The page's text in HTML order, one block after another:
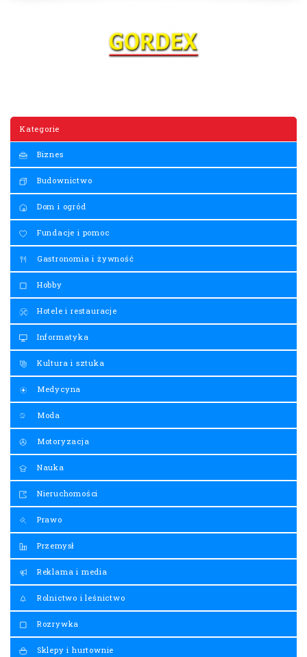
Kategorie
Biznes
Budownictwo
Dom i ogród
Fundacje i pomoc
Gastronomia i żywność
Hobby
Hotele i restauracje
Informatyka
Kultura i sztuka
Medycyna
Moda
Motoryzacja
Nauka
Nieruchomości
Prawo
Przemysł
Reklama i media
Rolnictwo i leśnictwo
Rozrywka
Sklepy i hurtownie